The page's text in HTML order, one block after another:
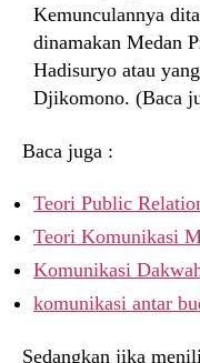
Kemunculannya
dinamakan Medan
Hadisuryo atau
Djikomono. (Baca
Baca juga :
Teori Public
Teori Komunikasi
Komunikasi
komunikasi antar
Sedangkan jika